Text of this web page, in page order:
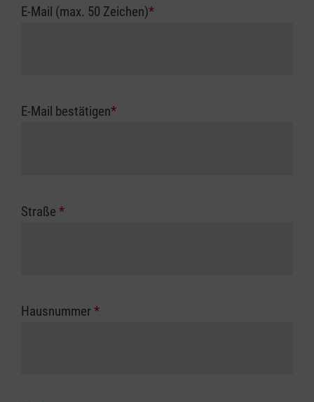
E-Mail (max. 50 Zeichen)*
E-Mail bestätigen*
Straße *
Hausnummer *